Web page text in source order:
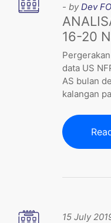
- byDev
16-20
data US
AS bulan
kalangan
15 July